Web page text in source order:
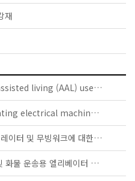
재
IEC TS 63134:2020 - Active assisted living (AAL) use cases
IEC 60034-5:2020 RLV - Rotating electrical machines - Part 5: Degrees of protection provided by the integral design of rotating electrical machines (IP code) - Classification
KS B ISO/TS 25740-1 - 에스컬레이터 및 무빙워크에 대한 안전요건 — 제1부: 세계공통 필수 안전요건(GESRs)
KS B ISO/TS 8100-21 - 승객 및 화물 운송용 엘리베이터 —제21부: 세계공통 필수안전요건(GESRs)을 충족하는 세계공통 안전 파라미터(GSPs)